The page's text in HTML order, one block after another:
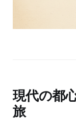
現代の都
旅